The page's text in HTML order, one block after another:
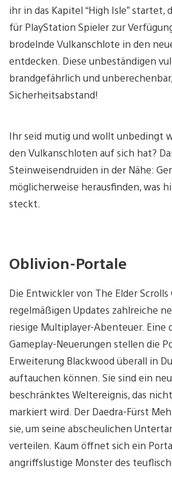
ihr in das Kapitel “High Isle” startet,
für PlayStation Spieler zur
brodelnde Vulkanschlote in den
entdecken. Diese unbeständigen
brandgefährlich und
Sicherheitsabstand!
Ihr seid mutig und wollt unbedingt
den Vulkanschloten auf sich hat?
Steinweisendruiden in der Nähe:
möglicherweise herausfinden, was
steckt.
Oblivion-Portale
Die Entwickler von The Elder
regelmäßigen Updates zahlreiche
riesige Multiplayer-Abenteuer. Eine
Gameplay-Neuerungen stellen die
Erweiterung Blackwood überall in
auftauchen können. Sie sind ein
beschränktes Weltereignis, das
markiert wird. Der Daedra-Fürst
sie, um seine abscheulichen
verteilen. Kaum öffnet sich ein
angriffslustige Monster des